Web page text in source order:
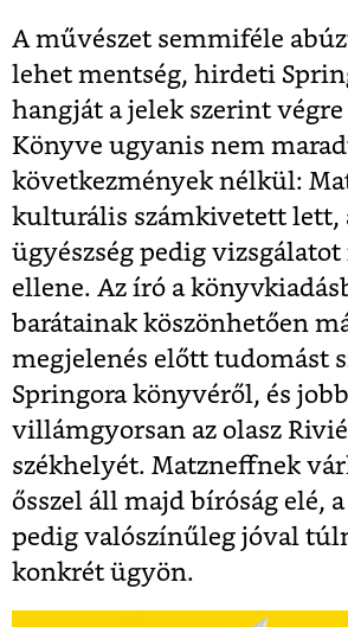
A művészet semmiféle
lehet mentség, hirdeti
hangját a jelek szerint
Könyve ugyanis nem
következmények nélkül:
kulturális számkivetett lett,
ügyészség pedig
ellene. Az író a
barátainak köszönhetően
megjelenés előtt tudomást
Springora könyvéről, és
villámgyorsan az olasz
székhelyét. Matzneffnek
ősszel áll majd bíróság elé,
pedig valószínűleg jóval
konkrét ügyön.